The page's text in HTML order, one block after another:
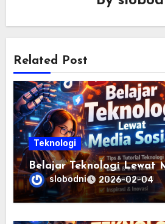
Related Post
Teknologi
Belajar Teknologi Lewat
slobodni 2026-02-04